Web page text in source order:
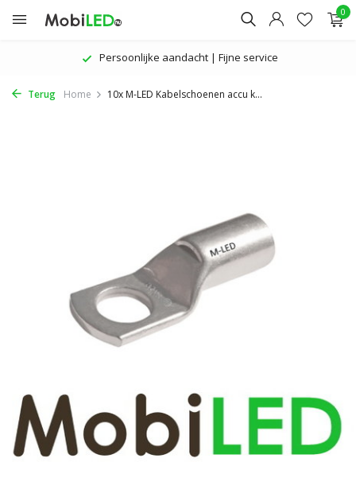
0
Persoonlijke aandacht | Fijne service
Terug Home 10x M-LED Kabelschoenen accu k...